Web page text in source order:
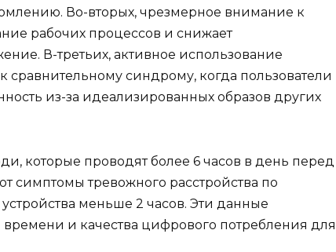
Во-вторых, чрезмерное внимание к
рабочих процессов и снижает
В-третьих, активное использование
сравнительному синдрому, когда пользователи
из-за идеализированных образов других
которые проводят более 6 часов в день перед
симптомы тревожного расстройства по
меньше 2 часов. Эти данные
и качества цифрового потребления для